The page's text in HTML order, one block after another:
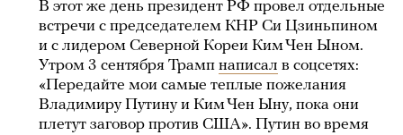
В этот же день президент РФ провел отдельные
встречи с председателем КНР Си Цзиньпином
и с лидером Северной Кореи Ким Чен Ыном.
Утром 3 сентября Трамп написал в соцсетях:
«Передайте мои самые теплые пожелания
Владимиру Путину и Ким Чен Ыну, пока они
плетут заговор против США». Путин во время